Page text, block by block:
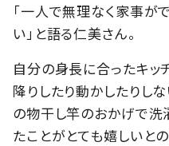
「一人で無理なく家事が
い」と語る仁美さん。
自分の身長に合ったキッ
降りしたり動かしたりし
の物干し竿のおかげで洗
たことがとても嬉しいと